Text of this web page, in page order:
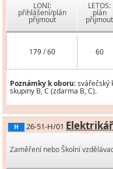
LONI:
přihlášení/plán
přijmout
LETOS:
plán
přijmout
179 / 60 60
Poznámky k oboru:svářečský
skupiny B, C (zdarma B, C).
H 26-51-H/01 Elektrikář
Zaměření nebo Školní